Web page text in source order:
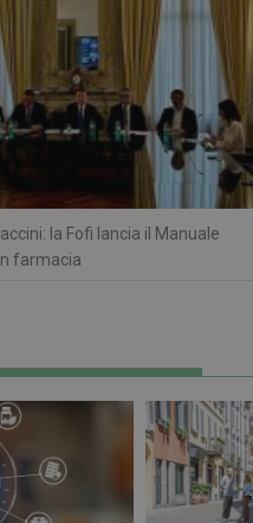
la Fofi lancia il Manuale
farmacia
I cookie necessari
e l'accesso alle aree
PHPSESSID
_ga_RV9MB13F2Q